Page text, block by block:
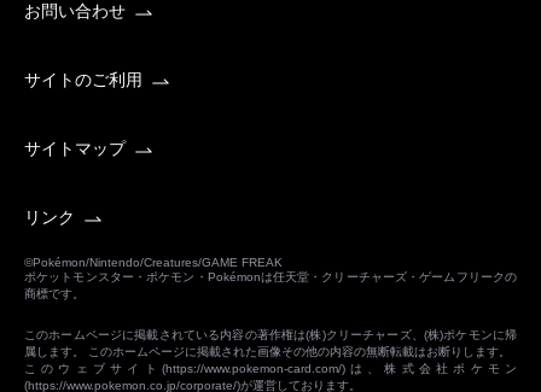
お問い合わせ
サイトのご利用
サイトマップ
リンク
©Pokémon/Nintendo/Creatures/GAME FREAK
ポケットモンスター・ポケモン・Pokémonは任天堂・クリーチャーズ・ゲームフリークの
商標です。
このホームページに掲載されている内容の著作権は(株)クリーチャーズ、(株)ポケモンに帰
属します。 このホームページに掲載された画像その他の内容の無断転載はお断りします。
このウェブサイト(https://www.pokemon-card.com/)は、株式会社ポケモン
(https://www.pokemon.co.jp/corporate/)が運営しております。